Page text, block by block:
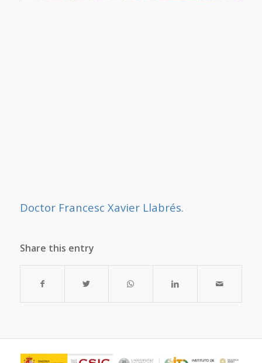
Doctor Francesc Xavier Llabrés.
Share this entry